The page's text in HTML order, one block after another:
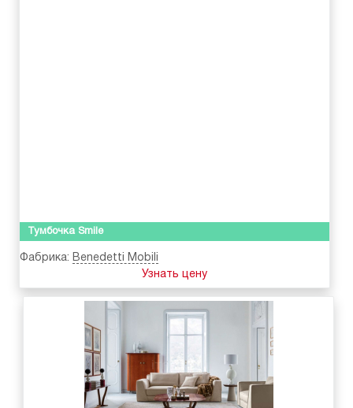
Тумбочка Smile
Фабрика: Benedetti Mobili
Узнать цену